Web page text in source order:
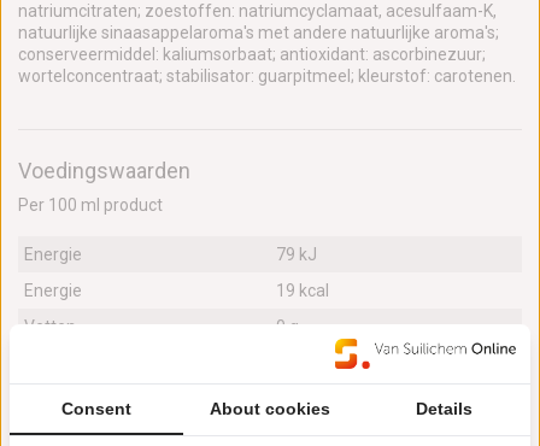
natriumcitraten; zoestoffen: natriumcyclamaat, acesulfaam-K,
natuurlijke sinaasappelaroma's met andere natuurlijke aroma's;
conserveermiddel: kaliumsorbaat; antioxidant: ascorbinezuur;
wortelconcentraat; stabilisator: guarpitmeel; kleurstof: carotenen.
Voedingswaarden
Per 100 ml product
Energie
79 kJ
Energie
19 kcal
Vetten
0 g
transvetzuren
0 g
Koolhydraten
4.4 g
Consent About cookies Details